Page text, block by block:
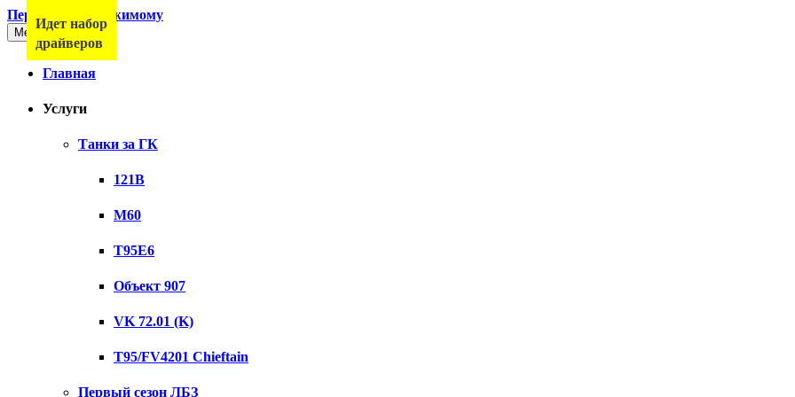
Перейти к содержимому
Меню
Главная
Услуги
Танки за ГК
121B
M60
T95E6
Объект 907
VK 72.01 (K)
T95/FV4201 Chieftain
Первый сезон ЛБЗ
Идет набор
драйверов